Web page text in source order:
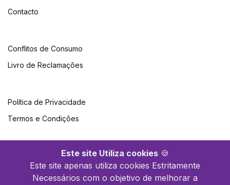
Este site Utiliza cookies 🍪
Este site apenas utiliza cookies Estritamente
Necessários com o objetivo de melhorar a
Contacto
Conflitos de Consumo
Livro de Reclamações
Política de Privacidade
Termos e Condições